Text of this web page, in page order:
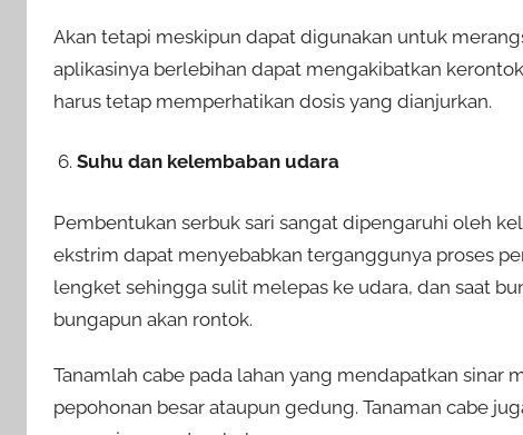
Akan tetapi meskipun dapat digunakan untuk
aplikasinya berlebihan dapat mengakibatkan
harus tetap memperhatikan dosis yang dianjurkan.
Suhu dan kelembaban udara
Pembentukan serbuk sari sangat dipengaruhi oleh
ekstrim dapat menyebabkan terganggunya proses
lengket sehingga sulit melepas ke udara, dan saat
bungapun akan rontok.
Tanamlah cabe pada lahan yang mendapatkan sinar
pepohonan besar ataupun gedung. Tanaman cabe